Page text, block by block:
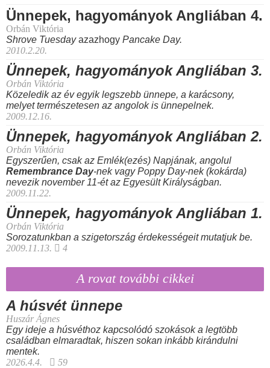
Ünnepek, hagyományok Angliában 4.
Orbán Viktória
Shrove Tuesdayazazhogy Pancake Day.
2010.2.20.
Ünnepek, hagyományok Angliában 3.
Orbán Viktória
Közeledik az év egyik legszebb ünnepe, a karácsony,
melyet természetesen az angolok is ünnepelnek.
2009.12.16.
Ünnepek, hagyományok Angliában 2.
Orbán Viktória
Egyszerűen, csak az Emlék(ezés) Napjának, angolul
Remembrance Day-nek vagy Poppy Day-nek (kokárda)
nevezik november 11-ét az Egyesült Királyságban.
2009.11.22.
Ünnepek, hagyományok Angliában 1.
Orbán Viktória
Sorozatunkban a szigetország érdekességeit mutatjuk be.
2009.11.13.
4
A rovat további cikkei
A húsvét ünnepe
Huszár Ágnes
Egy ideje a húsvéthoz kapcsolódó szokások a legtöbb
családban elmaradtak, hiszen sokan inkább kirándulni
mentek.
2026.4.4.
59